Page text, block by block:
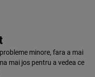
minore, fara a mai
mai jos pentru a vedea ce